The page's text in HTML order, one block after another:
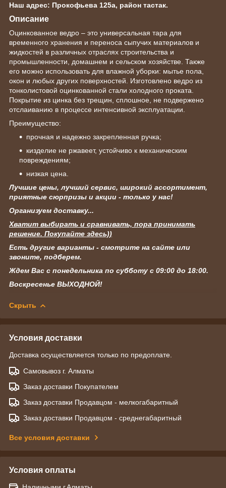
Наш адрес: Прокофьева 125а, район тастак.
Описание
Оцинкованное ведро – это универсальная тара для
временного хранения и переноса сыпучих материалов и
жидкостей в различных отраслях строительства и
промышленности, домашнем и сельском хозяйстве. Также
его можно использовать для влажной уборки: мытье пола,
окон и любых других поверхностей. Изготовлено ведро из
тонколистовой оцинкованной стали холодного проката.
Покрытие из цинка без трещин, сплошное, не подвержено
отслаиванию в процессе интенсивной эксплуатации.
Преимущество:
прочная и надежно закрепленная ручка;
кизделие не ржавеет, устойчиво к механическим
повреждениям;
низкая цена.
Лучшие цены, лучший сервис, широкий ассортимент,
приятные сюрпризы и акции - только у нас!
Организуем доставку...
Хватит выбирать и сравнивать, пора принимать
решение. Покупайте здесь))
Есть другие варианты - смотрите на сайте или
звоните, подберем.
Ждем Вас с понедельника по субботу с 09:00 до 18:00.
Воскресенье ВЫХОДНОЙ!
Скрыть
Условия доставки
Доставка осуществляется только по предоплате.
Самовывоз г. Алматы
Заказ доставки Покупателем
Заказ доставки Продавцом - мелкогабаритный
Заказ доставки Продавцом - среднегабаритный
Все условия доставки
Условия оплаты